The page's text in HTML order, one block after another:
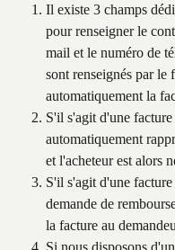
Il existe 3 champs
pour renseigner le
mail et le numéro de
sont renseignés par le
automatiquement la
S'il s'agit d'une
automatiquement
et l'acheteur est alors
S'il s'agit d'une
demande de
la facture au
Si nous disposons